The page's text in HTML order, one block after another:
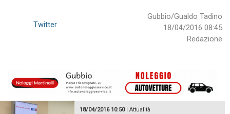
Gubbio/Gualdo Tadino
18/04/2016 08:45
Redazione
Twitter
18/04/2016 10:50| Attualità